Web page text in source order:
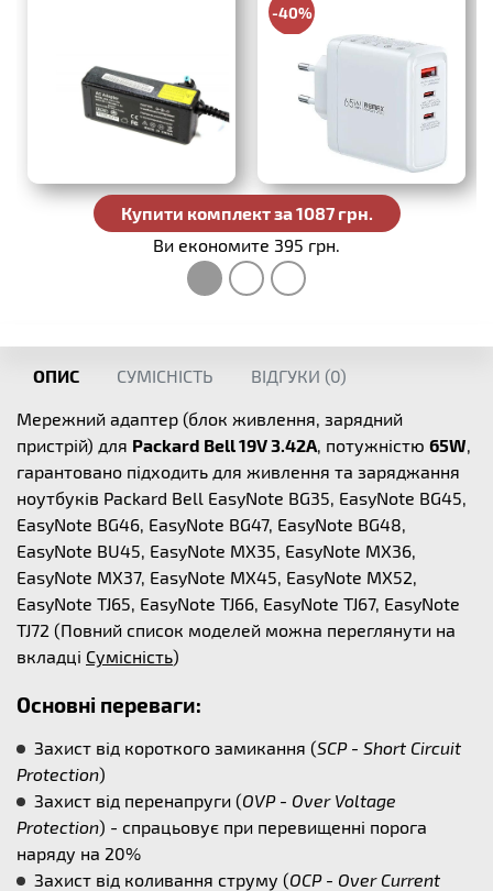
-40%
988 грн.
Купити комплект за 1087 грн.
Ви економите 395 грн.
ОПИС СУМІСНІСТЬ ВІДГУКИ (0)
Мережний адаптер (блок живлення, зарядний
пристрій) для Packard Bell 19V 3.42A, потужністю 65W,
гарантовано підходить для живлення та заряджання
ноутбуків Packard Bell EasyNote BG35, EasyNote BG45,
EasyNote BG46, EasyNote BG47, EasyNote BG48,
EasyNote BU45, EasyNote MX35, EasyNote MX36,
EasyNote MX37, EasyNote MX45, EasyNote MX52,
EasyNote TJ65, EasyNote TJ66, EasyNote TJ67, EasyNote
TJ72 (Повний список моделей можна переглянути на
вкладці Сумісність)
Основні переваги:
Захист від короткого замикання (SCP - Short Circuit
Protection)
Захист від перенапруги (OVP - Over Voltage
Protection) - спрацьовує при перевищенні порога
наряду на 20%
Захист від коливання струму (OCP - Over Current